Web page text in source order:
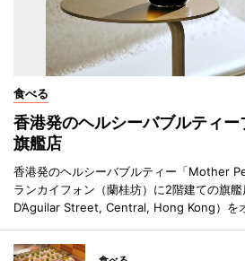
食べる
香港発のヘルシーバブルティ
旗艦店
香港発のヘルシーバブルティー「Mother
ランカイフォン（蘭桂坊）に2階建ての旗
D’Aguilar Street, Central, Hong Kong）を